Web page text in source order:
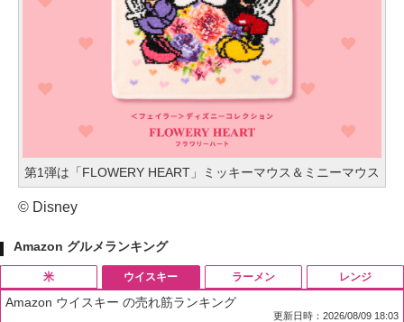
第1弾は「FLOWERY HEART」ミッキーマウス＆ミニーマウス
© Disney
Amazon グルメランキング
米 ウイスキー
Amazon ウイスキー の売れ筋ランキング
更新日時：2026/08/09 18:03
ラーメン レンジ